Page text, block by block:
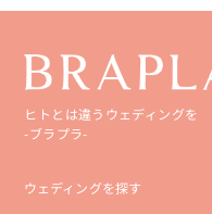
ヒトとは違うウェディングを
-ブラプラ-
ウェディングを探す